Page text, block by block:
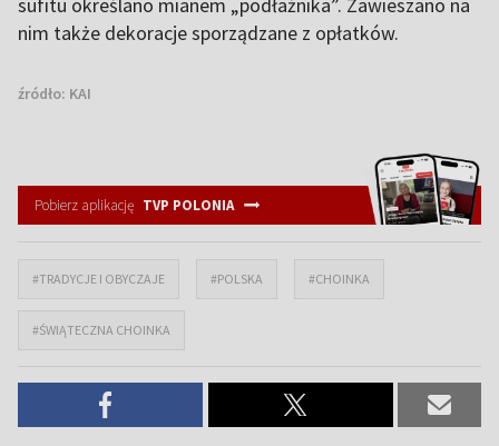
nim także dekoracje sporządzane z opłatków.
źródło: KAI
Pobierz aplikację TVP POLONIA
#TRADYCJE I OBYCZAJE #POLSKA #CHOINKA
#ŚWIĄTECZNA CHOINKA